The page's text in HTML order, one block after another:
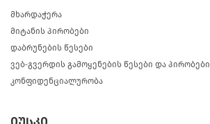
მხარდაჭერა
მიტანის პირობები
დაბრუნების წესები
ვებ-გვერდის გამოყენების წესები და პირობები
კონფიდენციალურობა